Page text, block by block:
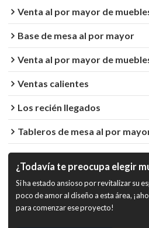
Venta al por mayor de
Base de mesa al por mayor
Venta al por mayor de
Ventas calientes
Los recién llegados
Tableros de mesa al por
¿Todavía te preocupa elegir
Si ha estado ansioso por revitalizar su
poco de amor al diseño a esta área,
para comenzar ese proyecto!